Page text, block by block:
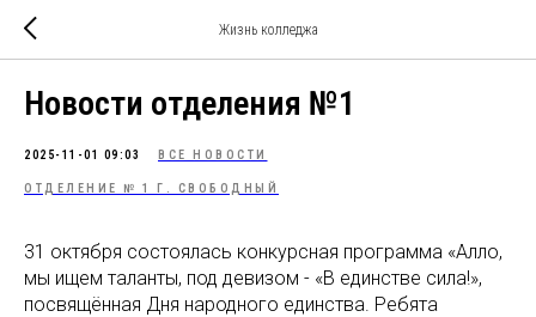
Жизнь колледжа
Новости отделения №1
2025-11-01 09:03 ВСЕ НОВОСТИ
ОТДЕЛЕНИЕ № 1 Г. СВОБОДНЫЙ
31 октября состоялась конкурсная программа «Алло,
мы ищем таланты, под девизом - «В единстве сила!»,
посвящённая Дня народного единства. Ребята